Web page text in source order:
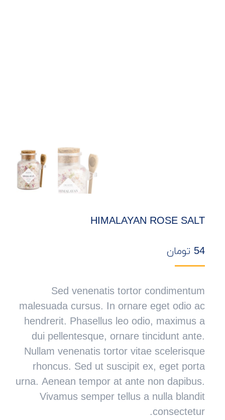
HIMALAYAN ROSE SALT
54 تومان
Sed venenatis tortor condimentum
malesuada cursus. In ornare eget odio ac
hendrerit. Phasellus leo odio, maximus a
dui pellentesque, ornare tincidunt ante.
Nullam venenatis tortor vitae scelerisque
rhoncus. Sed ut suscipit ex, eget porta
urna. Aenean tempor at ante non dapibus.
Vivamus semper tellus a nulla blandit
consectetur.